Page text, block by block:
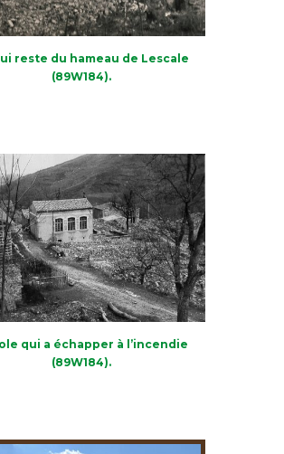
reste du hameau de Lescale
(89W184).
qui a échapper à l’incendie
(89W184).